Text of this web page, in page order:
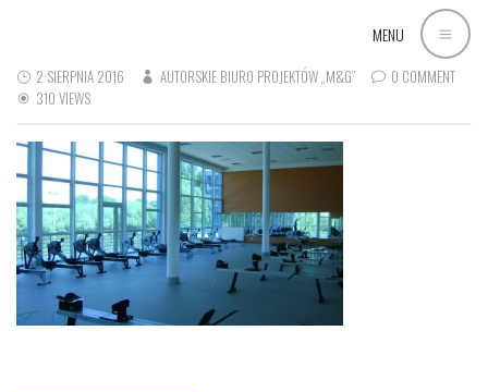
MENU
2 SIERPNIA 2016 AUTORSKIE BIURO PROJEKTÓW „M&G”
0 COMMENT
310 VIEWS